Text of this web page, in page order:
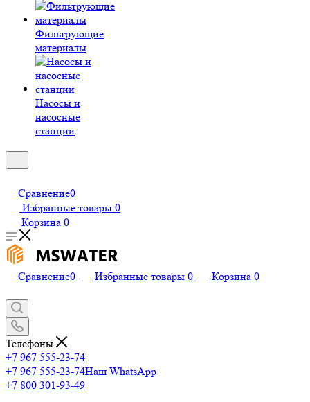
Фильтрующие
материалы
Насосы и
насосные
станции
Сравнение0
Избранные товары 0
Корзина 0
Сравнение0 Избранные товары 0 Корзина 0
Телефоны
+7 967 555-23-74
+7 967 555-23-74Наш WhatsApp
+7 800 301-93-49